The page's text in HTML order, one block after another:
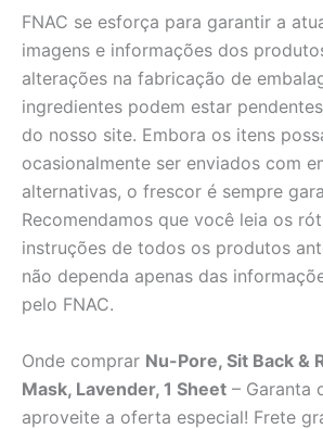
FNAC se esforça para garantir a
imagens e informações dos
alterações na fabricação de
ingredientes podem estar
do nosso site. Embora os itens
ocasionalmente ser enviados com
alternativas, o frescor é sempre
Recomendamos que você leia os
instruções de todos os produtos
não dependa apenas das
pelo FNAC.
Onde comprar Nu-Pore, Sit Back &
Mask, Lavender, 1 Sheet – Garanta
aproveite a oferta especial! Frete